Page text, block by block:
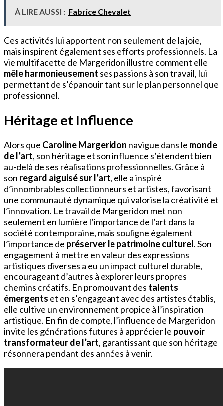
À LIRE AUSSI : Fabrice Chevalet
Ces activités lui apportent non seulement de la joie,
mais inspirent également ses efforts professionnels. La
vie multifacette de Margeridon illustre comment elle
mêle harmonieusement ses passions à son travail, lui
permettant de s’épanouir tant sur le plan personnel que
professionnel.
Héritage et Influence
Alors que Caroline Margeridon navigue dans le monde
de l’art, son héritage et son influence s’étendent bien
au-delà de ses réalisations professionnelles. Grâce à
son regard aiguisé sur l’art, elle a inspiré
d’innombrables collectionneurs et artistes, favorisant
une communauté dynamique qui valorise la créativité et
l’innovation. Le travail de Margeridon met non
seulement en lumière l’importance de l’art dans la
société contemporaine, mais souligne également
l’importance de préserver le patrimoine culturel. Son
engagement à mettre en valeur des expressions
artistiques diverses a eu un impact culturel durable,
encourageant d’autres à explorer leurs propres
chemins créatifs. En promouvant des talents
émergents et en s’engageant avec des artistes établis,
elle cultive un environnement propice à l’inspiration
artistique. En fin de compte, l’influence de Margeridon
invite les générations futures à apprécier le pouvoir
transformateur de l’art, garantissant que son héritage
résonnera pendant des années à venir.